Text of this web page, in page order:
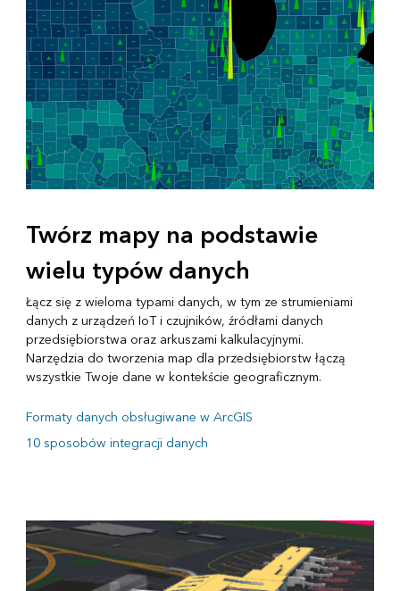
Twórz mapy na podstawie
wielu typów danych
Łącz się z wieloma typami danych, w tym ze strumieniami
danych z urządzeń IoT i czujników, źródłami danych
przedsiębiorstwa oraz arkuszami kalkulacyjnymi.
Narzędzia do tworzenia map dla przedsiębiorstw łączą
wszystkie Twoje dane w kontekście geograficznym.
Formaty danych obsługiwane w ArcGIS
10 sposobów integracji danych